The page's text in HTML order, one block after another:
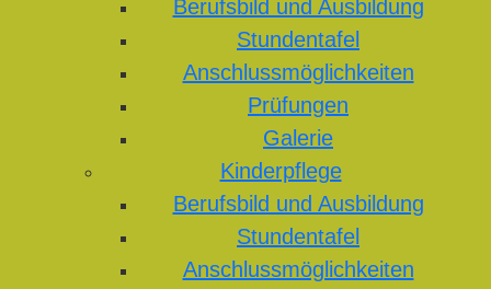
Berufsbild und Ausbildung
Stundentafel
Anschlussmöglichkeiten
Prüfungen
Galerie
Kinderpflege
Berufsbild und Ausbildung
Stundentafel
Anschlussmöglichkeiten